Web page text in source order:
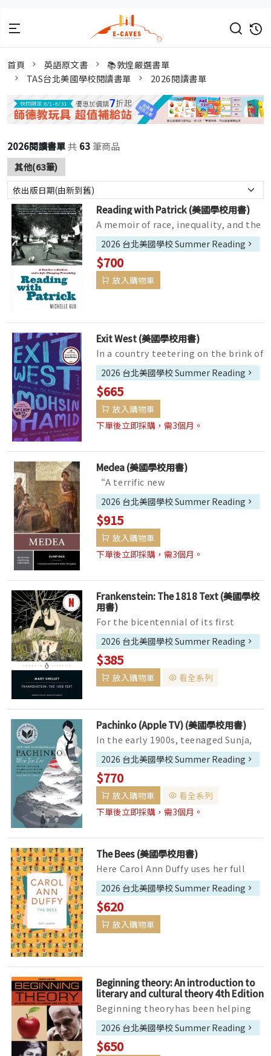
首頁 英語原文書
📚敦煌嚴選書單
TAS台北美國學校閱讀書單
2026閱讀書單
2026閱讀書單共 63筆商品
其他(63筆)
Reading with Patrick (美國學校用書)
A memoir of race, inequality, and the
power of literature told through the
life-changing friendship ...
2026 台北美國學校 Summer Reading
$700
放入購物車
Exit West (美國學校用書)
In a country teetering on the brink of
civil war, two young people meet—
sensual, fiercely inde...
2026 台北美國學校 Summer Reading
$665
放入購物車
下單後立即採購，需3個月。
Medea (美國學校用書)
“A terrific new
translation―Murnaghan’s Medea is
both terrifying and sympathetic, an
emo...
2026 台北美國學校 Summer Reading
$915
放入購物車
下單後立即採購，需3個月。
Frankenstein: The 1818 Text (美國學校
用書)
For the bicentennial of its first
publication, Mary Shelley's original
1818 text, introduced by ...
2026 台北美國學校 Summer Reading
$385
放入購物車 看全系列
Pachinko (Apple TV) (美國學校用書)
In the early 1900s, teenaged Sunja,
the adored daughter of a crippled
fisherman, falls for a wealthy...
2026 台北美國學校 Summer Reading
$770
放入購物車
看全系列
下單後立即採購，需3個月。
The Bees (美國學校用書)
Here Carol Ann Duffy uses her full
poetic range: there are drinking
songs, love poems, poems of poli...
2026 台北美國學校 Summer Reading
$620
放入購物車
Beginning theory: An introduction to
literary and cultural theory 4th Edition
(美國學校用書)
Beginning theoryhas been helping
students navigate through the
thickets of literary and cultural the...
2026 台北美國學校 Summer Reading
$650